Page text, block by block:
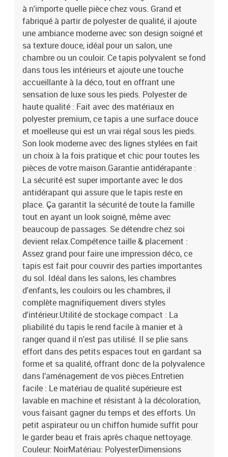
passages. Se détendre chez soi devient relax.Compétence taille &
placement : Assez grand pour faire une impression déco, ce tapis
est fait pour couvrir des parties importantes du sol. Idéal dans les
salons, les chambres d'enfants, les couloirs ou les chambres, il
complète magnifiquement divers styles d'intérieur.Utilité de
stockage compact : La pliabilité du tapis le rend facile à manier et
à ranger quand il n'est pas utilisé. Il se plie sans effort dans des
petits espaces tout en gardant sa forme et sa qualité, offrant donc
de la polyvalence dans l’aménagement de vos pièces.Entretien
facile : Le matériau de qualité supérieure est lavable en machine et
résistant à la décoloration, vous faisant gagner du temps et des
efforts. Un petit aspirateur ou un chiffon humide suffit pour le
garder beau et frais après chaque nettoyage. Couleur:
NoirMatériau: PolyesterDimensions globales: 100 x 200 cm (W x
L)Poids: 2,2 kgHauteur du velours: Poils moyensNom de la
gamme: HuarteDurableAntidérapantPliableFacile à nettoyer avec
un aspirateur ou un chiffon humideInstructions d'entretien:
Lavable en machineUsage intérieur uniquementContenant de la
livraison:1 x TapisEAN: 8721158635617SKU: 4103699Brand:
vidaXL
à n'importe quelle pièce chez vous. Grand et
fabriqué à partir de polyester de qualité, il ajoute
une ambiance moderne avec son design soigné et
sa texture douce, idéal pour un salon, une
chambre ou un couloir. Ce tapis polyvalent se fond
dans tous les intérieurs et ajoute une touche
accueillante à la déco, tout en offrant une
sensation de luxe sous les pieds. Polyester de
haute qualité : Fait avec des matériaux en
polyester premium, ce tapis a une surface douce
et moelleuse qui est un vrai régal sous les pieds.
Son look moderne avec des lignes stylées en fait
un choix à la fois pratique et chic pour toutes les
pièces de votre maison.Garantie antidérapante :
La sécurité est super importante avec le dos
antidérapant qui assure que le tapis reste en
place. Ça garantit la sécurité de toute la famille
tout en ayant un look soigné, même avec
beaucoup de passages. Se détendre chez soi
devient relax.Compétence taille & placement :
Assez grand pour faire une impression déco, ce
tapis est fait pour couvrir des parties importantes
du sol. Idéal dans les salons, les chambres
d'enfants, les couloirs ou les chambres, il
complète magnifiquement divers styles
d'intérieur.Utilité de stockage compact : La
pliabilité du tapis le rend facile à manier et à
ranger quand il n'est pas utilisé. Il se plie sans
effort dans des petits espaces tout en gardant sa
forme et sa qualité, offrant donc de la polyvalence
dans l’aménagement de vos pièces.Entretien
facile : Le matériau de qualité supérieure est
lavable en machine et résistant à la décoloration,
vous faisant gagner du temps et des efforts. Un
petit aspirateur ou un chiffon humide suffit pour
le garder beau et frais après chaque nettoyage.
Couleur: NoirMatériau: PolyesterDimensions